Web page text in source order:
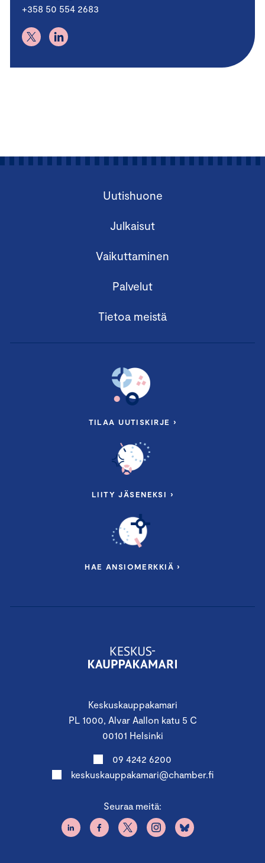
+358 50 554 2683
Keskuskauppakamari
PL 1000, Alvar Aallon katu 5 C
00101 Helsinki
09 4242 6200
keskuskauppakamari@chamber.fi
Seuraa meitä:
Uutishuone
Julkaisut
Vaikuttaminen
Palvelut
Tietoa meistä
TILAA UUTISKIRJE ›
LIITY JÄSENEKSI ›
HAE ANSIOMERKKIÄ ›